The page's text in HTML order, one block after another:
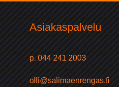
Asiakaspalvelu
p. 044 241 2003
olli@salimaenrengas.fi